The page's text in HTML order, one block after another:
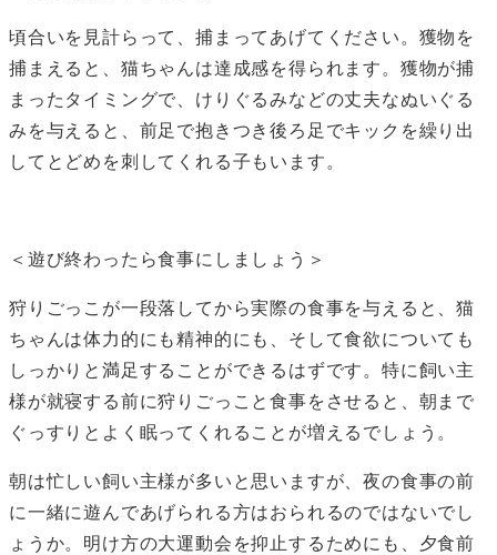
頃合いを見計らって、捕まってあげてください。獲物を
捕まえると、猫ちゃんは達成感を得られます。獲物が捕
まったタイミングで、けりぐるみなどの丈夫なぬいぐる
みを与えると、前足で抱きつき後ろ足でキックを繰り出
してとどめを刺してくれる子もいます。
＜遊び終わったら食事にしましょう＞
狩りごっこが一段落してから実際の食事を与えると、猫
ちゃんは体力的にも精神的にも、そして食欲についても
しっかりと満足することができるはずです。特に飼い主
様が就寝する前に狩りごっこと食事をさせると、朝まで
ぐっすりとよく眠ってくれることが増えるでしょう。
朝は忙しい飼い主様が多いと思いますが、夜の食事の前
に一緒に遊んであげられる方はおられるのではないでし
ょうか。明け方の大運動会を抑止するためにも、夕食前